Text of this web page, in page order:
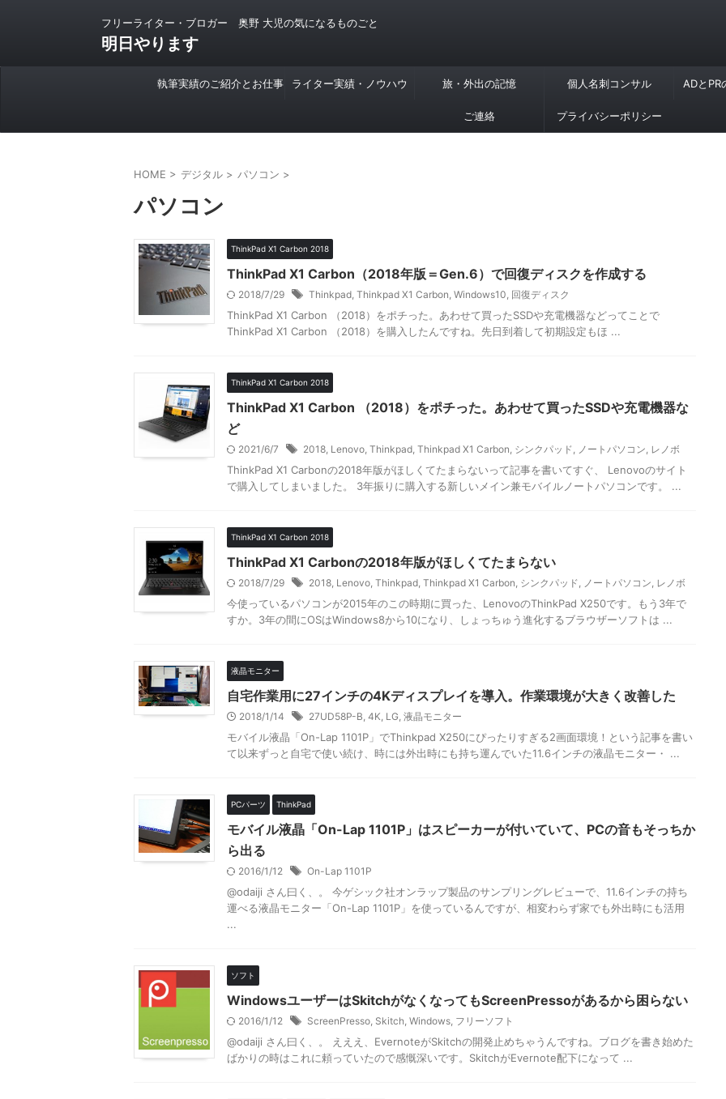
フリーライター・ブロガー 奥野 大児の気になるものごと
明日やります
執筆実績のご紹介とお仕事 ライター実績・ノウハウ 旅・外出の記憶 個人名刺コンサル ADとPR
ご連絡 プライバシーポリシー
HOME > デジタル > パソコン >
パソコン
ThinkPad X1 Carbon 2018
ThinkPad X1 Carbon（2018年版＝Gen.6）で回復ディスクを作成する
2018/7/29 Thinkpad, Thinkpad X1 Carbon, Windows10, 回復ディスク
ThinkPad X1 Carbon （2018）をポチった。あわせて買ったSSDや充電機器などってことで
ThinkPad X1 Carbon （2018）を購入したんですね。先日到着して初期設定もほ ...
ThinkPad X1 Carbon 2018
ThinkPad X1 Carbon （2018）をポチった。あわせて買ったSSDや充電機器な
ど
2021/6/7 2018, Lenovo, Thinkpad, Thinkpad X1 Carbon, シンクパッド, ノートパソコン, レノボ
ThinkPad X1 Carbonの2018年版がほしくてたまらないって記事を書いてすぐ、 Lenovoのサイト
で購入してしまいました。 3年振りに購入する新しいメイン兼モバイルノートパソコンです。 ...
ThinkPad X1 Carbon 2018
ThinkPad X1 Carbonの2018年版がほしくてたまらない
2018/7/29 2018, Lenovo, Thinkpad, Thinkpad X1 Carbon, シンクパッド, ノートパソコン, レノボ
今使っているパソコンが2015年のこの時期に買った、LenovoのThinkPad X250です。もう3年で
すか。3年の間にOSはWindows8から10になり、しょっちゅう進化するブラウザーソフトは ...
液晶モニター
自宅作業用に27インチの4Kディスプレイを導入。作業環境が大きく改善した
2018/1/14 27UD58P-B, 4K, LG, 液晶モニター
モバイル液晶「On-Lap 1101P」でThinkpad X250にぴったりすぎる2画面環境！という記事を書い
て以来ずっと自宅で使い続け、時には外出時にも持ち運んでいた11.6インチの液晶モニター・ ...
PCパーツ ThinkPad
モバイル液晶「On-Lap 1101P」はスピーカーが付いていて、PCの音もそっちか
ら出る
2016/1/12 On-Lap 1101P
@odaiji さん曰く、。 今ゲシック社オンラップ製品のサンプリングレビューで、11.6インチの持ち
運べる液晶モニター「On-Lap 1101P」を使っているんですが、相変わらず家でも外出時にも活用
...
ソフト
WindowsユーザーはSkitchがなくなってもScreenPressoがあるから困らない
2016/1/12 ScreenPresso, Skitch, Windows, フリーソフト
@odaiji さん曰く、。 えええ、EvernoteがSkitchの開発止めちゃうんですね。ブログを書き始めた
ばかりの時はこれに頼っていたので感慨深いです。SkitchがEvernote配下になって ...